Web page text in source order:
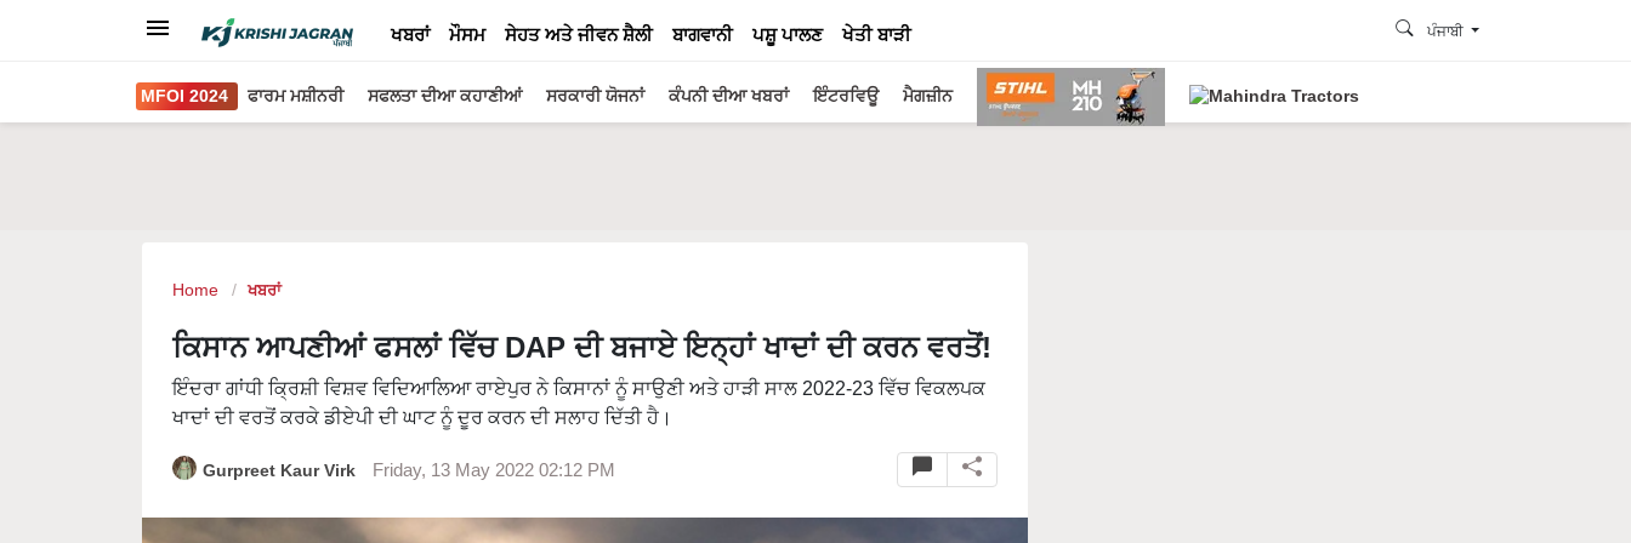
ਖਬਰਾਂ ਮੌਸਮ ਸੇਹਤ ਅਤੇ ਜੀਵਨ ਸ਼ੈਲੀ ਬਾਗਵਾਨੀ ਪਸ਼ੂ ਪਾਲਣ ਖੇਤੀ ਬਾੜੀ ਪੰਜਾਬੀ
MFOI 2024 ਫਾਰਮ ਮਸ਼ੀਨਰੀ ਸਫਲਤਾ ਦੀਆ ਕਹਾਣੀਆਂ ਸਰਕਾਰੀ ਯੋਜਨਾਂ ਕੰਪਨੀ ਦੀਆ ਖਬਰਾਂ ਇੰਟਰਵਿਊ ਮੈਗਜ਼ੀਨ
Home ਖਬਰਾਂ
ਕਿਸਾਨ ਆਪਣੀਆਂ ਫਸਲਾਂ ਵਿੱਚ DAP ਦੀ ਬਜਾਏ ਇਨ੍ਹਾਂ ਖਾਦਾਂ ਦੀ ਕਰਨ ਵਰਤੋਂ!
ਇੰਦਰਾ ਗਾਂਧੀ ਕ੍ਰਿਸ਼ੀ ਵਿਸ਼ਵ ਵਿਦਿਆਲਿਆ ਰਾਏਪੁਰ ਨੇ ਕਿਸਾਨਾਂ ਨੂੰ ਸਾਉਣੀ ਅਤੇ ਹਾੜੀ ਸਾਲ 2022-23 ਵਿੱਚ ਵਿਕਲਪਕ
ਖਾਦਾਂ ਦੀ ਵਰਤੋਂ ਕਰਕੇ ਡੀਏਪੀ ਦੀ ਘਾਟ ਨੂੰ ਦੂਰ ਕਰਨ ਦੀ ਸਲਾਹ ਦਿੱਤੀ ਹੈ।
Gurpreet Kaur Virk Friday, 13 May 2022 02:12 PM